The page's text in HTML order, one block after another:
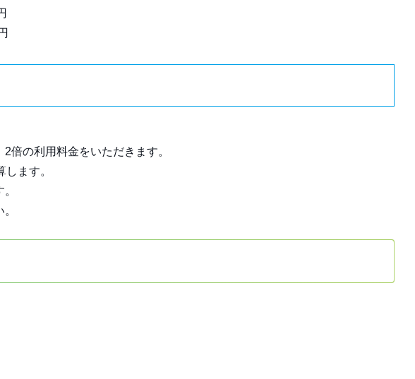
倍の利用料金をいただきます。
ます。